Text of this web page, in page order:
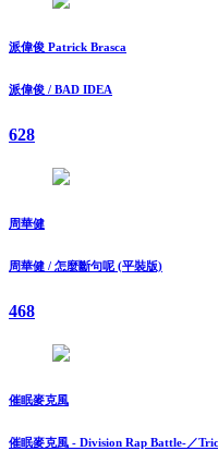
派偉俊 Patrick Brasca
派偉俊 / BAD IDEA
628
周華健
周華健 / 怎麼斷句呢 (平裝版)
468
催眠麥克風
催眠麥克風 - Division Rap Battle-／